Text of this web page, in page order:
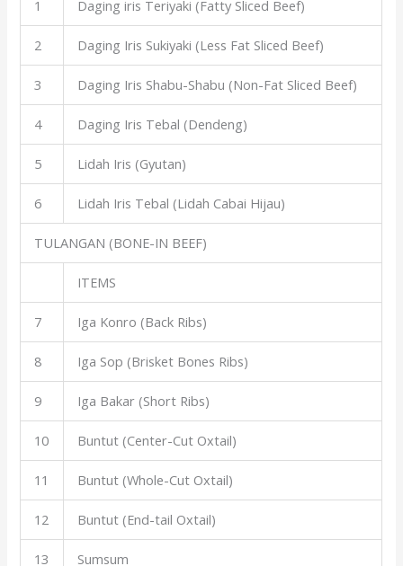
1 Daging iris Teriyaki (Fatty Sliced Beef)
2 Daging Iris Sukiyaki (Less Fat Sliced Beef)
3 Daging Iris Shabu-Shabu (Non-Fat Sliced Beef)
4 Daging Iris Tebal (Dendeng)
5 Lidah Iris (Gyutan)
6 Lidah Iris Tebal (Lidah Cabai Hijau)
TULANGAN (BONE-IN BEEF)
ITEMS
7 Iga Konro (Back Ribs)
8 Iga Sop (Brisket Bones Ribs)
9 Iga Bakar (Short Ribs)
10 Buntut (Center-Cut Oxtail)
11 Buntut (Whole-Cut Oxtail)
12 Buntut (End-tail Oxtail)
13 Sumsum